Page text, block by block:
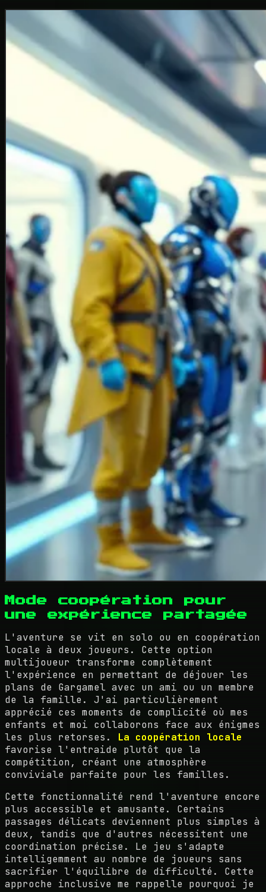
Mode coopération pour
une expérience partagée
L'aventure se vit en solo ou en coopération
locale à deux joueurs. Cette option
multijoueur transforme complètement
l'expérience en permettant de déjouer les
plans de Gargamel avec un ami ou un membre
de la famille. J'ai particulièrement
apprécié ces moments de complicité où mes
enfants et moi collaborons face aux énigmes
les plus retorses. La coopération locale
favorise l'entraide plutôt que la
compétition, créant une atmosphère
conviviale parfaite pour les familles.
Cette fonctionnalité rend l'aventure encore
plus accessible et amusante. Certains
passages délicats deviennent plus simples à
deux, tandis que d'autres nécessitent une
coordination précise. Le jeu s'adapte
intelligemment au nombre de joueurs sans
sacrifier l'équilibre de difficulté. Cette
approche inclusive me rappelle pourquoi je